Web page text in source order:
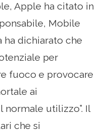
Apple ha citato in
Mobile
ha dichiarato che
per
fuoco e provocare
ai
utilizzo”. Il
che si